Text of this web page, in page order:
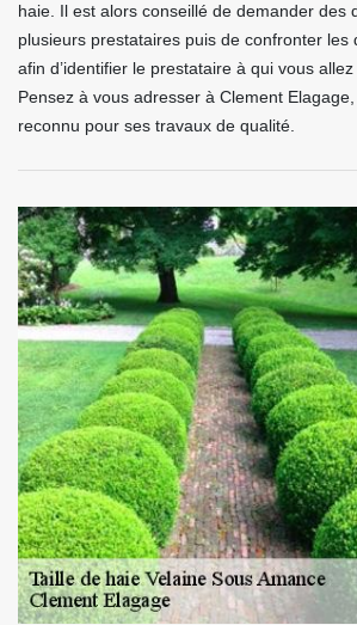
haie. Il est alors conseillé de demander des
plusieurs prestataires puis de confronter les
afin d’identifier le prestataire à qui vous
Pensez à vous adresser à Clement
reconnu pour ses travaux de qualité.